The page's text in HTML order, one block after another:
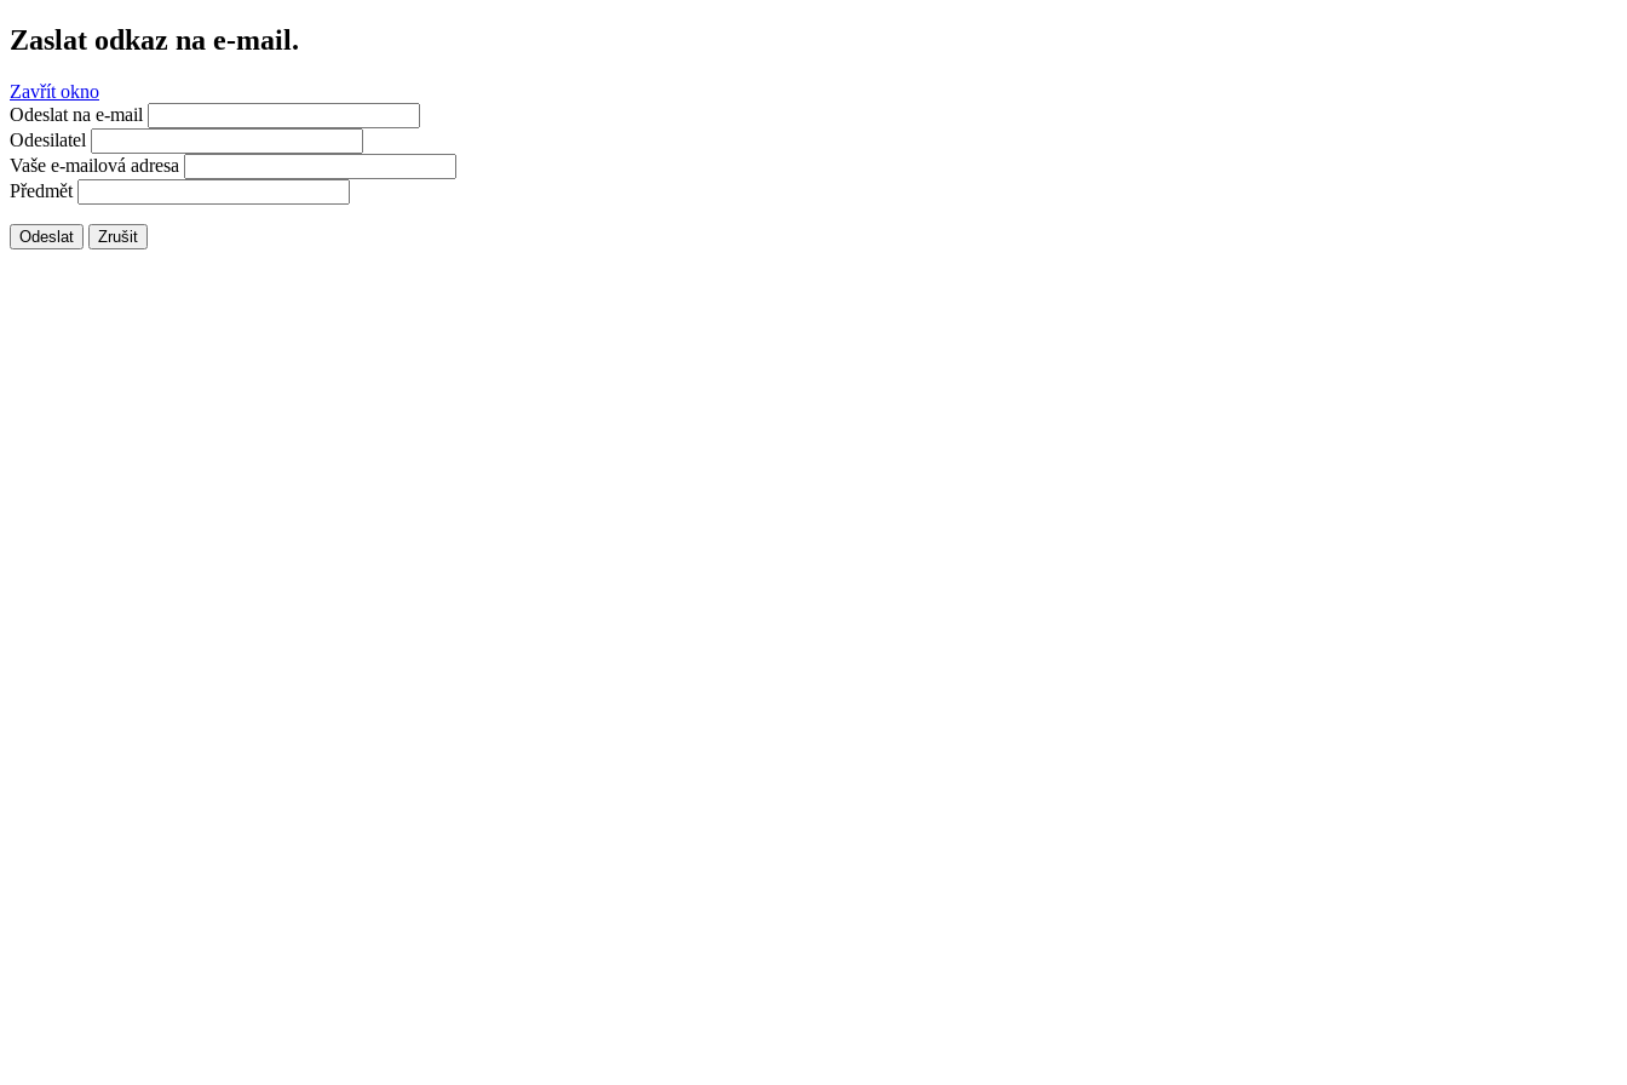
Zaslat odkaz na e-mail.
Zavřít okno
Odeslat na e-mail
Odesilatel
Vaše e-mailová adresa
Předmět
Odeslat Zrušit